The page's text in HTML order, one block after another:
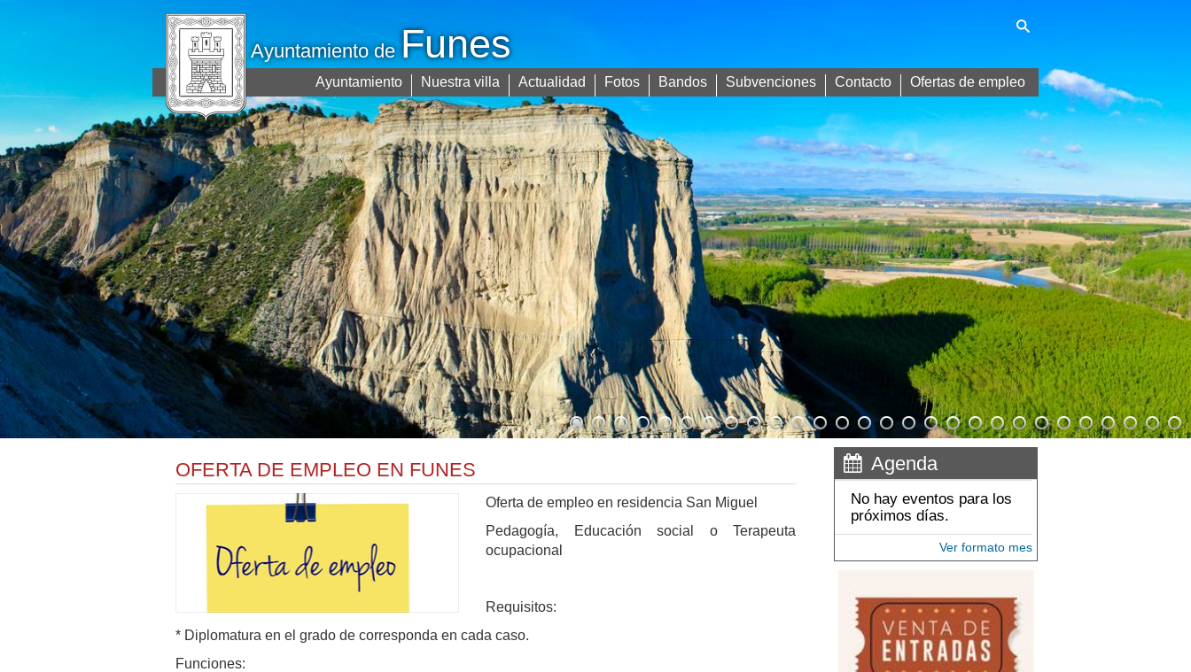
Ayuntamiento deFunes
Ayuntamiento Nuestra villa Actualidad Fotos Bandos Subvenciones Contacto Ofertas de empleo
OFERTA DE EMPLEO EN FUNES
Oferta de empleo en residencia San Miguel
Pedagogía, Educación social o Terapeuta
ocupacional
Requisitos:
* Diplomatura en el grado de corresponda en cada caso.
Funciones:
Agenda
No hay eventos para los
próximos días.
Ver formato mes